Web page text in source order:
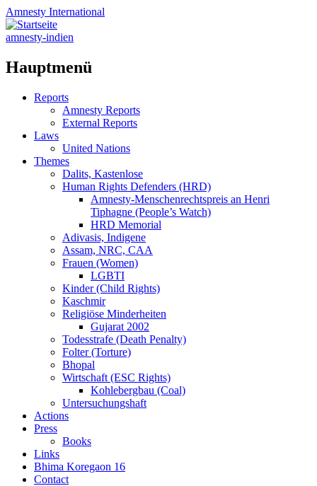
Amnesty International
amnesty-indien
Hauptmenü
Zum
Reports
Amnesty Reports
External Reports
Laws
United Nations
Themes
Dalits, Kastenlose
Human Rights Defenders (HRD)
Amnesty-Menschenrechtspreis an Henri
Tiphagne (People’s Watch)
HRD Memorial
Adivasis, Indigene
Assam, NRC, CAA
Frauen (Women)
LGBTI
Kinder (Child Rights)
Kaschmir
Religiöse Minderheiten
Gujarat 2002
Todesstrafe (Death Penalty)
Folter (Torture)
Bhopal
Wirtschaft (ESC Rights)
Kohlebergbau (Coal)
Untersuchungshaft
Actions
Press
Books
Links
Bhima Koregaon 16
Contact